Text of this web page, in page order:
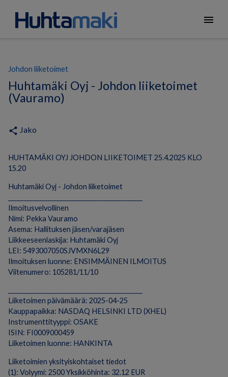
menu
Johdon liiketoimet
Huhtamäki Oyj - Johdon liiketoimet
(Vauramo)
share Jako
HUHTAMÄKI OYJ JOHDON LIIKETOIMET 25.4.2025 KLO
15.20
Huhtamäki Oyj - Johdon liiketoimet
Ilmoitusvelvollinen
Nimi: Pekka Vauramo
Asema: Hallituksen jäsen/varajäsen
Liikkeeseenlaskija: Huhtamäki Oyj
LEI: 5493007050SJVMXN6L29
Ilmoituksen luonne: ENSIMMÄINEN ILMOITUS
Viitenumero: 105281/11/10
Liiketoimen päivämäärä: 2025-04-25
Kauppapaikka: NASDAQ HELSINKI LTD (XHEL)
Instrumenttityyppi: OSAKE
ISIN: FI0009000459
Liiketoimen luonne: HANKINTA
Liiketoimien yksityiskohtaiset tiedot
(1): Volyymi: 2500 Yksikköhinta: 32.12 EUR